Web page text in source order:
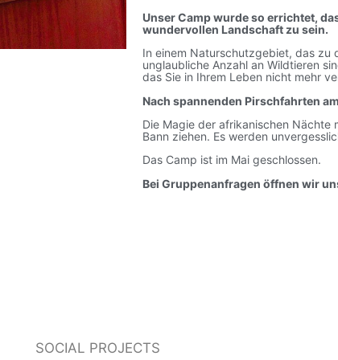
Unser Camp wurde so errichtet,
wundervollen Landschaft zu sein.
In einem Naturschutzgebiet, das zu
unglaubliche Anzahl an Wildtieren
das Sie in Ihrem Leben nicht mehr
Nach spannenden Pirschfahrten
Die Magie der afrikanischen Nächte
Bann ziehen. Es werden
Das Camp ist im Mai geschlossen.
Bei Gruppenanfragen öffnen wir
SOCIAL PROJECTS